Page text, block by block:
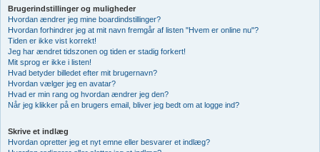
Brugerindstillinger og muligheder
Hvordan ændrer jeg mine boardindstillinger?
Hvordan forhindrer jeg at mit navn fremgår af listen "Hvem er online nu"?
Tiden er ikke vist korrekt!
Jeg har ændret tidszonen og tiden er stadig forkert!
Mit sprog er ikke i listen!
Hvad betyder billedet efter mit brugernavn?
Hvordan vælger jeg en avatar?
Hvad er min rang og hvordan ændrer jeg den?
Når jeg klikker på en brugers email, bliver jeg bedt om at logge ind?
Skrive et indlæg
Hvordan opretter jeg et nyt emne eller besvarer et indlæg?